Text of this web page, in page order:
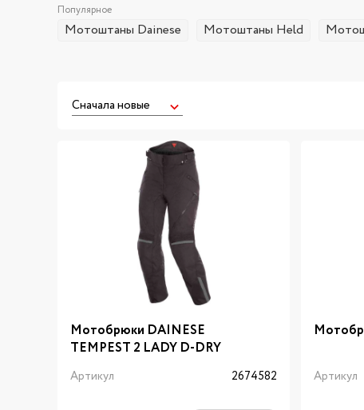
Популярное
Мотоштаны Dainese Мотоштаны Held
Мотобрюки DAINESE
TEMPEST 2 LADY D-DRY
Артикул 2674582 Артикул